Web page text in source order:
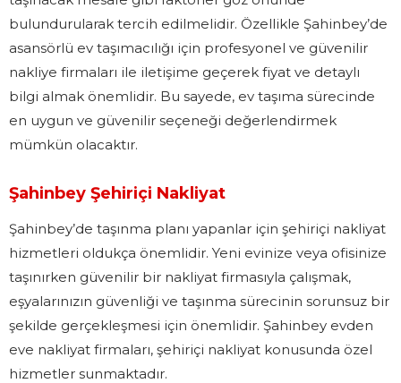
bulundurularak tercih edilmelidir. Özellikle Şahinbey’de
asansörlü ev taşımacılığı için profesyonel ve güvenilir
nakliye firmaları ile iletişime geçerek fiyat ve detaylı
bilgi almak önemlidir. Bu sayede, ev taşıma sürecinde
en uygun ve güvenilir seçeneği değerlendirmek
mümkün olacaktır.
Şahinbey Şehiriçi Nakliyat
Şahinbey’de taşınma planı yapanlar için şehiriçi nakliyat
hizmetleri oldukça önemlidir. Yeni evinize veya ofisinize
taşınırken güvenilir bir nakliyat firmasıyla çalışmak,
eşyalarınızın güvenliği ve taşınma sürecinin sorunsuz bir
şekilde gerçekleşmesi için önemlidir. Şahinbey evden
eve nakliyat firmaları, şehiriçi nakliyat konusunda özel
hizmetler sunmaktadır.